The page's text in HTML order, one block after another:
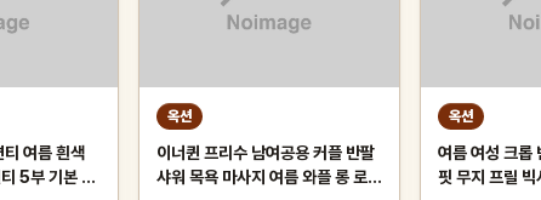
티 여름 흰색
5부 기본 슬
옥션
이너퀸 프리수 남여공용 커플 반팔
샤워 목욕 마사지 여름 와플 롱 로브
옥션
여름 여성 크롭
핏 무지 프릴